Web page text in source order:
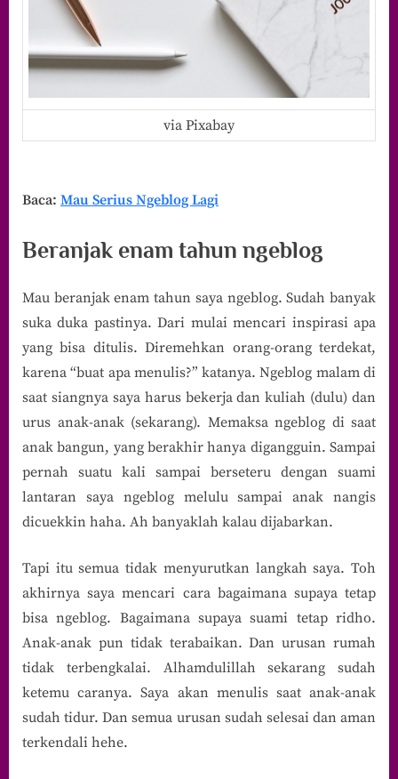
via Pixabay
Baca: Mau Serius Ngeblog Lagi
Beranjak enam tahun ngeblog
Mau beranjak enam tahun saya ngeblog. Sudah banyak
suka duka pastinya. Dari mulai mencari inspirasi apa
yang bisa ditulis. Diremehkan orang-orang terdekat,
karena “buat apa menulis?” katanya. Ngeblog malam di
saat siangnya saya harus bekerja dan kuliah (dulu) dan
urus anak-anak (sekarang). Memaksa ngeblog di saat
anak bangun, yang berakhir hanya digangguin. Sampai
pernah suatu kali sampai berseteru dengan suami
lantaran saya ngeblog melulu sampai anak nangis
dicuekkin haha. Ah banyaklah kalau dijabarkan.
Tapi itu semua tidak menyurutkan langkah saya. Toh
akhirnya saya mencari cara bagaimana supaya tetap
bisa ngeblog. Bagaimana supaya suami tetap ridho.
Anak-anak pun tidak terabaikan. Dan urusan rumah
tidak terbengkalai. Alhamdulillah sekarang sudah
ketemu caranya. Saya akan menulis saat anak-anak
sudah tidur. Dan semua urusan sudah selesai dan aman
terkendali hehe.